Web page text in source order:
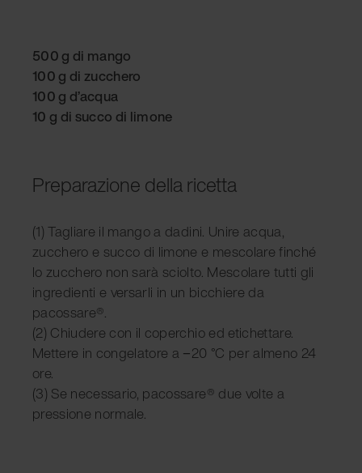
500 g di mango
100 g di zucchero
100 g d’acqua
10 g di succo di limone
Preparazione della ricetta
(1) Tagliare il mango a dadini. Unire acqua,
zucchero e succo di limone e mescolare finché
lo zucchero non sarà sciolto. Mescolare tutti gli
ingredienti e versarli in un bicchiere da
pacossare®.
(2) Chiudere con il coperchio ed etichettare.
Mettere in congelatore a −20 °C per almeno 24
ore.
(3) Se necessario, pacossare® due volte a
pressione normale.